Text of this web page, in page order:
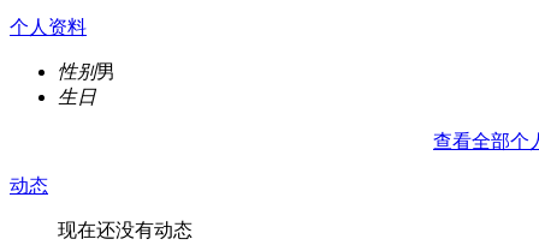
个人资料
性别男
生日
查看全部个
动态
现在还没有动态